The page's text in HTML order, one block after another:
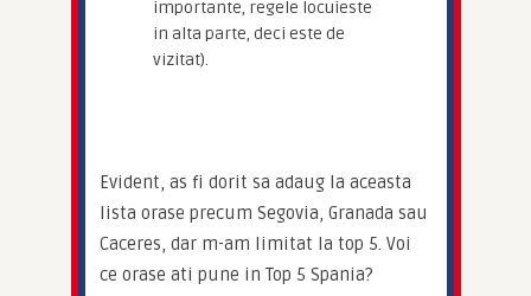
importante, regele locuieste
in alta parte, deci este de
vizitat).
Evident, as fi dorit sa adaug la aceasta
lista orase precum Segovia, Granada sau
Caceres, dar m-am limitat la top 5. Voi
ce orase ati pune in Top 5 Spania?